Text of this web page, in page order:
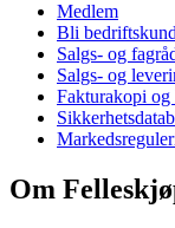
Medlem
Bli
Salgs- og
Salgs- og
Fakturakopi
Om